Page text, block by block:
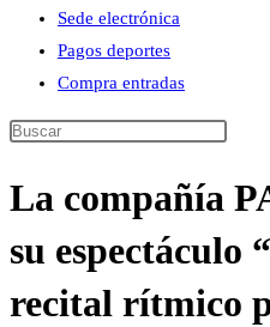
Sede electrónica
Pagos deportes
Compra entradas
Buscar
esta
La compañía
su espectáculo
recital rítmico